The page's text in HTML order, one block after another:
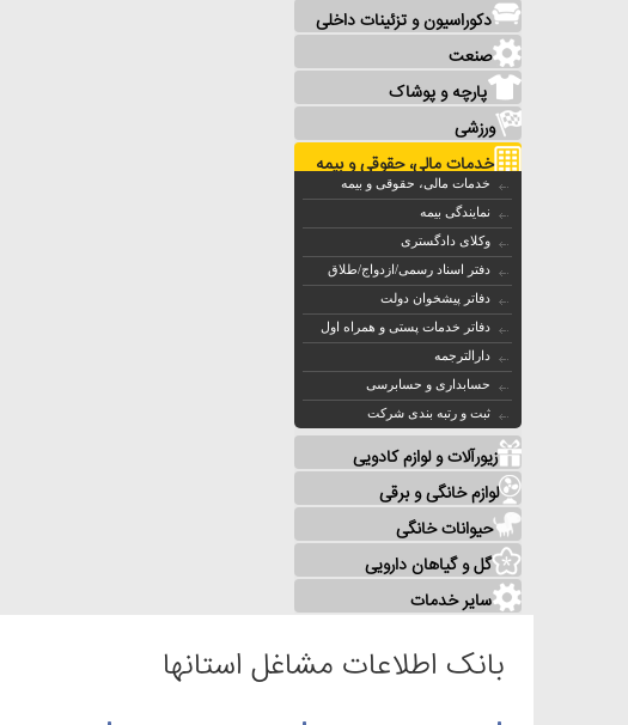
دکوراسیون و تزئینات داخلی
صنعت
پارچه و پوشاک
ورزشی
خدمات مالی، حقوقی و بیمه
خدمات مالی، حقوقی و بیمه
نمایندگی بیمه
وکلای دادگستری
دفتر اسناد رسمی/ازدواج/طلاق
دفاتر پیشخوان دولت
دفاتر خدمات پستی و همراه اول
دارالترجمه
حسابداری و حسابرسی
ثبت و رتبه بندی شرکت
زیورآلات و لوازم کادویی
لوازم خانگی و برقی
حیوانات خانگی
گل و گیاهان دارویی
سایر خدمات
بانک اطلاعات مشاغل استانها